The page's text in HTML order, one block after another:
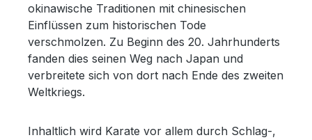
okinawische Traditionen mit chinesischen
Einflüssen zum historischen Tode
verschmolzen. Zu Beginn des 20. Jahrhunderts
fanden dies seinen Weg nach Japan und
verbreitete sich von dort nach Ende des zweiten
Weltkriegs.
Inhaltlich wird Karate vor allem durch Schlag-,